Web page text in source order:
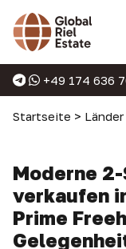
+49 174 636
Startseite > Länder
Moderne
verkaufen
Prime